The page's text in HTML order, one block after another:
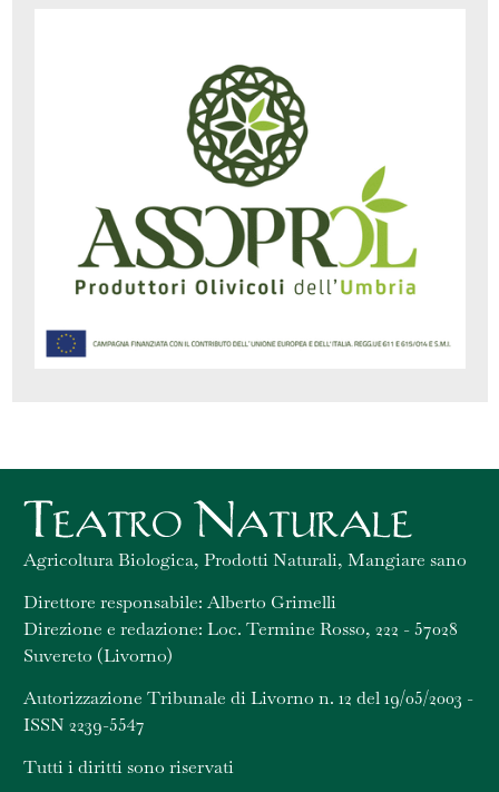
Agricoltura Biologica, Prodotti Naturali, Mangiare sano
Direttore responsabile: Alberto Grimelli
Direzione e redazione: Loc. Termine Rosso, 222 - 57028
Suvereto (Livorno)
Autorizzazione Tribunale di Livorno n. 12 del 19/05/2003 -
ISSN 2239-5547
Tutti i diritti sono riservati